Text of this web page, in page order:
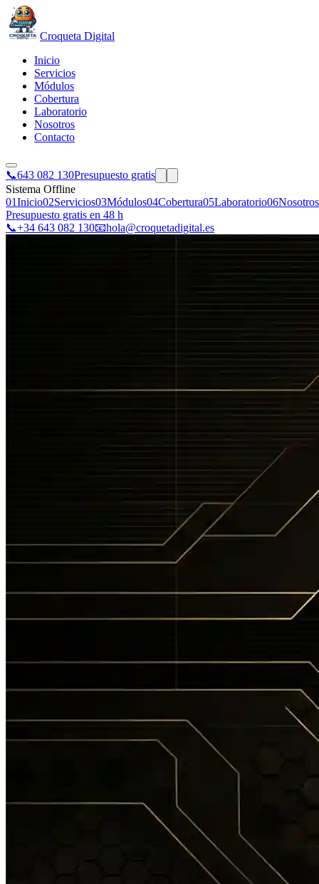
Croqueta Digital
Inicio
Servicios
Módulos
Cobertura
Laboratorio
Nosotros
Contacto
📞643 082 130Presupuesto gratis
Sistema Offline
01Inicio02Servicios03Módulos04Cobertura05Laboratorio06Nosotros
Presupuesto gratis en 48 h
📞+34 643 082 130📧hola@croquetadigital.es